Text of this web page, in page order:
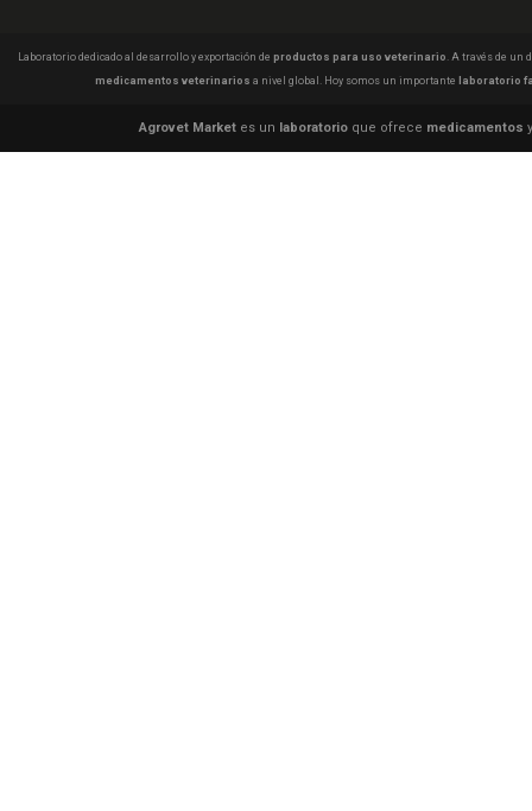
Laboratorio dedicado al desarrollo y exportación de productos para uso veterinario . A través de un
medicamentos veterinarios a nivel global. Hoy somos un importante laboratorio
Agrovet Market es un laboratorio que ofrece medicamentos